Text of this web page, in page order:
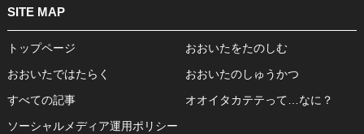
SITE MAP
トップページ
おおいたをたのしむ
おおいたではたらく
おおいたのしゅうかつ
すべての記事
オオイタカテテって…なに？
ソーシャルメディア運用ポリシー